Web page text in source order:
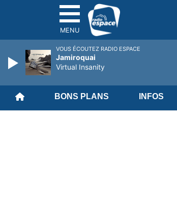
MENU
BONS PLANS INFOS
VOUS ÉCOUTEZ RADIO ESPACE
Jamiroquai
Virtual Insanity